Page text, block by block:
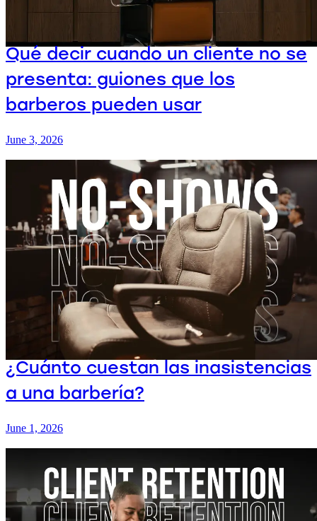
Qué decir cuando un cliente no se
presenta: guiones que los
barberos pueden usar
June 3, 2026
¿Cuánto cuestan las inasistencias
a una barbería?
June 1, 2026